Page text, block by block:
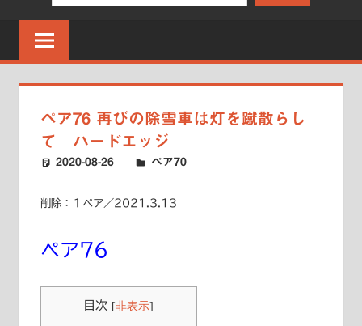
プ
ペア76 再びの除雪車は灯を蹴散らし
て ハードエッジ
2020-08-26 ハードエッジ
ペア70
削除：１ペア／2021.3.13
ペア76
目次 [非表示]